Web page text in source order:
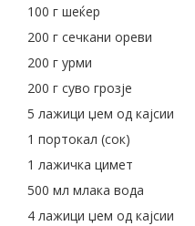
100 г шеќер
200 г сечкани ореви
200 г урми
200 г суво грозје
5 лажици џем од кајсии
1 портокал (сок)
1 лажичка цимет
500 мл млака вода
4 лажици џем од кајсии